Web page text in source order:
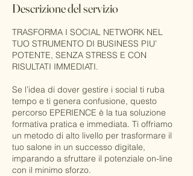
t
Descrizione del servizio
TRASFORMA I SOCIAL NETWORK NEL
TUO STRUMENTO DI BUSINESS PIU’
POTENTE, SENZA STRESS E CON
RISULTATI IMMEDIATI.
Se l’idea di dover gestire i social ti ruba
tempo e ti genera confusione, questo
percorso EPERIENCE è la tua soluzione
formativa pratica e immediata. Ti offriamo
un metodo di alto livello per trasformare il
tuo salone in un successo digitale,
imparando a sfruttare il potenziale on-line
con il minimo sforzo.